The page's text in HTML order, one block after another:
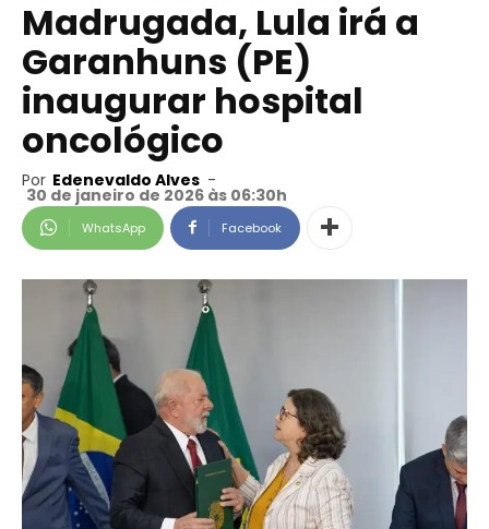
Madrugada, Lula irá a
Garanhuns (PE)
inaugurar hospital
oncológico
Por Edenevaldo Alves -
30 de janeiro de 2026 às 06:30h
WhatsApp Facebook